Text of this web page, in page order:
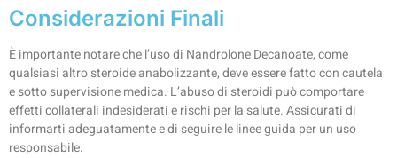
Considerazioni Finali
È importante notare che l’uso di Nandrolone Decanoate, come
qualsiasi altro steroide anabolizzante, deve essere fatto con cautela
e sotto supervisione medica. L’abuso di steroidi può comportare
effetti collaterali indesiderati e rischi per la salute. Assicurati di
informarti adeguatamente e di seguire le linee guida per un uso
responsabile.